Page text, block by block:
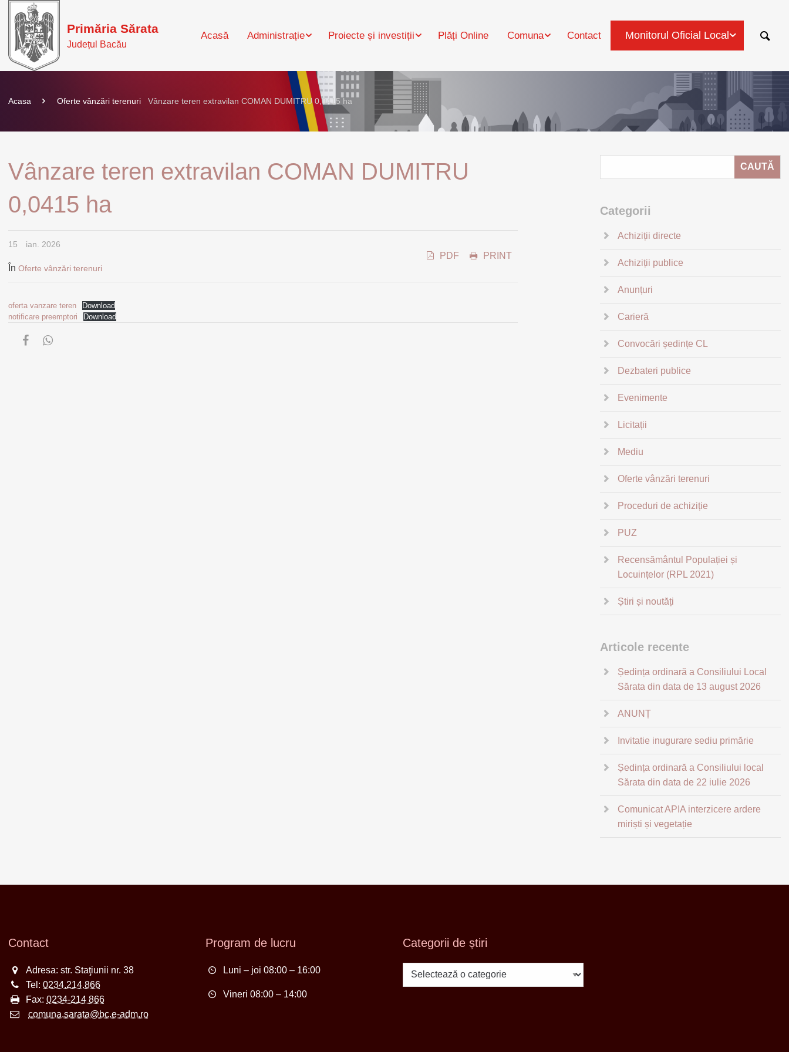
Primăria Sărata
Județul Bacău
Acasă Administrație Proiecte și investiții Plăți Online Comuna Contact Monitorul Oficial Local
Acasa Oferte vânzări terenuri Vânzare teren extravilan COMAN DUMITRU 0,0415 ha
Vânzare teren extravilan COMAN DUMITRU
0,0415 ha
15 ian. 2026
În Oferte vânzări terenuri
PDF PRINT
oferta vanzare teren
Download
notificare preemptori
Download
Categorii
Achiziții directe
Achiziții publice
Anunțuri
Carieră
Convocări ședințe CL
Dezbateri publice
Evenimente
Licitații
Mediu
Oferte vânzări terenuri
Proceduri de achiziție
PUZ
Recensământul Populației și
Locuințelor (RPL 2021)
Știri și noutăți
Articole recente
Ședința ordinară a Consiliului Local
Sărata din data de 13 august 2026
ANUNȚ
Invitatie inugurare sediu primărie
Ședința ordinară a Consiliului local
Sărata din data de 22 iulie 2026
Comunicat APIA interzicere ardere
miriști și vegetație
Contact
Adresa: str. Staţiunii nr. 38
Tel: 0234.214.866
Fax: 0234-214 866
comuna.sarata@bc.e-adm.ro
Program de lucru
Luni – joi 08:00 – 16:00
Vineri 08:00 – 14:00
Categorii de știri
Categorii
de